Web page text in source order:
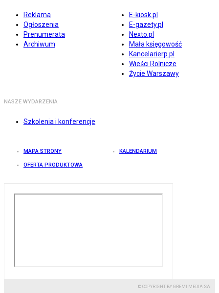
Reklama
Ogłoszenia
Prenumerata
Archiwum
E-kiosk.pl
E-gazety.pl
Nexto.pl
Mała księgowość
Kancelarierp.pl
Wieści Rolnicze
Życie Warszawy
NASZE WYDARZENIA
Szkolenia i konferencje
MAPA STRONY KALENDARIUM
OFERTA PRODUKTOWA
© COPYRIGHT BY GREMI MEDIA SA